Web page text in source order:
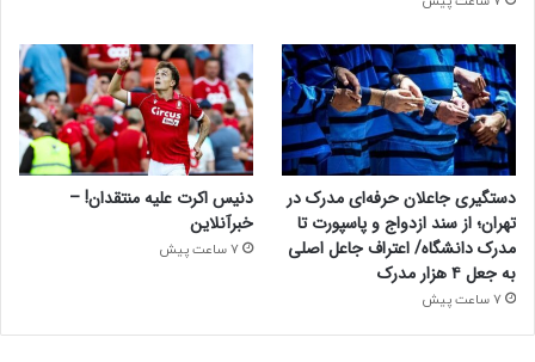
دستگیری جاعلان حرفه‌ای مدرک در
تهران؛ از سند ازدواج و پاسپورت تا
مدرک دانشگاه/ اعتراف جاعل اصلی
به جعل ۴ هزار مدرک
7 ساعت پیش
دنیس اکرت علیه منتقدان! –
خبرآنلاین
7 ساعت پیش